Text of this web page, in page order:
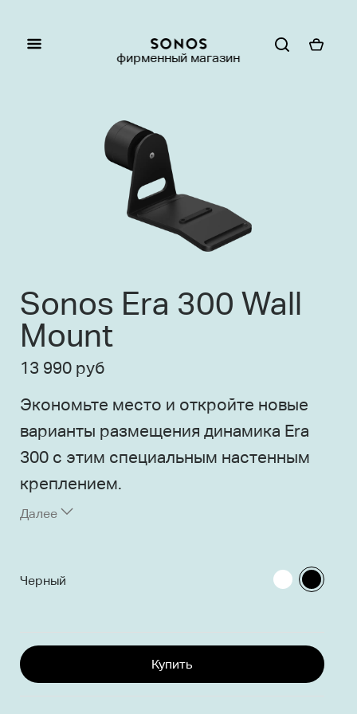
фирменный магазин
Sonos Era 300 Wall
Mount
13 990 руб
Экономьте место и откройте новые
варианты размещения динамика Era
300 с этим специальным настенным
креплением.
Далее
Цвет и финиш соответствуют Era 300 для
сохранения эстетики
элементам управления динамика
Шаровое соединение позволяет наклонять
динамика на 15 градусов вверх или вниз, влево
Черный
Купить